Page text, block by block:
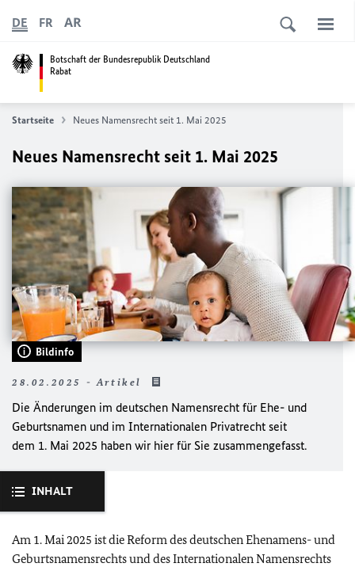
Botschaft der Bundesrepublik Deutschland
Rabat
DE FR AR
Startseite Neues Namensrecht seit 1. Mai 2025
Neues Namensrecht seit 1. Mai 2025
Bildinfo
28.02.2025 - Artikel
Die Änderungen im deutschen Namensrecht für Ehe- und
Geburtsnamen und im Internationalen Privatrecht seit
dem 1. Mai 2025 haben wir hier für Sie zusammengefasst.
INHALT
Am 1. Mai 2025 ist die Reform des deutschen Ehenamens- und
Geburtsnamensrechts und des Internationalen Namensrechts